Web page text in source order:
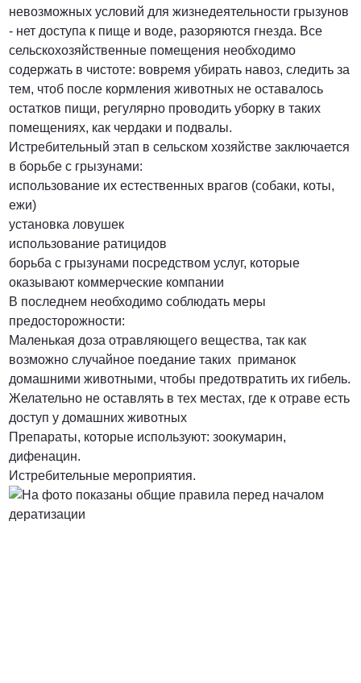
невозможных условий для жизнедеятельности грызунов
- нет доступа к пище и воде, разоряются гнезда. Все
сельскохозяйственные помещения необходимо
содержать в чистоте: вовремя убирать навоз, следить за
тем, чтоб после кормления животных не оставалось
остатков пищи, регулярно проводить уборку в таких
помещениях, как чердаки и подвалы.
Истребительный этап в сельском хозяйстве заключается
в борьбе с грызунами:
использование их естественных врагов (собаки, коты,
ежи)
установка ловушек
использование ратицидов
борьба с грызунами посредством услуг, которые
оказывают коммерческие компании
В последнем необходимо соблюдать меры
предосторожности:
Маленькая доза отравляющего вещества, так как
возможно случайное поедание таких приманок
домашними животными, чтобы предотвратить их гибель.
Желательно не оставлять в тех местах, где к отраве есть
доступ у домашних животных
Препараты, которые используют: зоокумарин,
дифенацин.
Истребительные мероприятия.